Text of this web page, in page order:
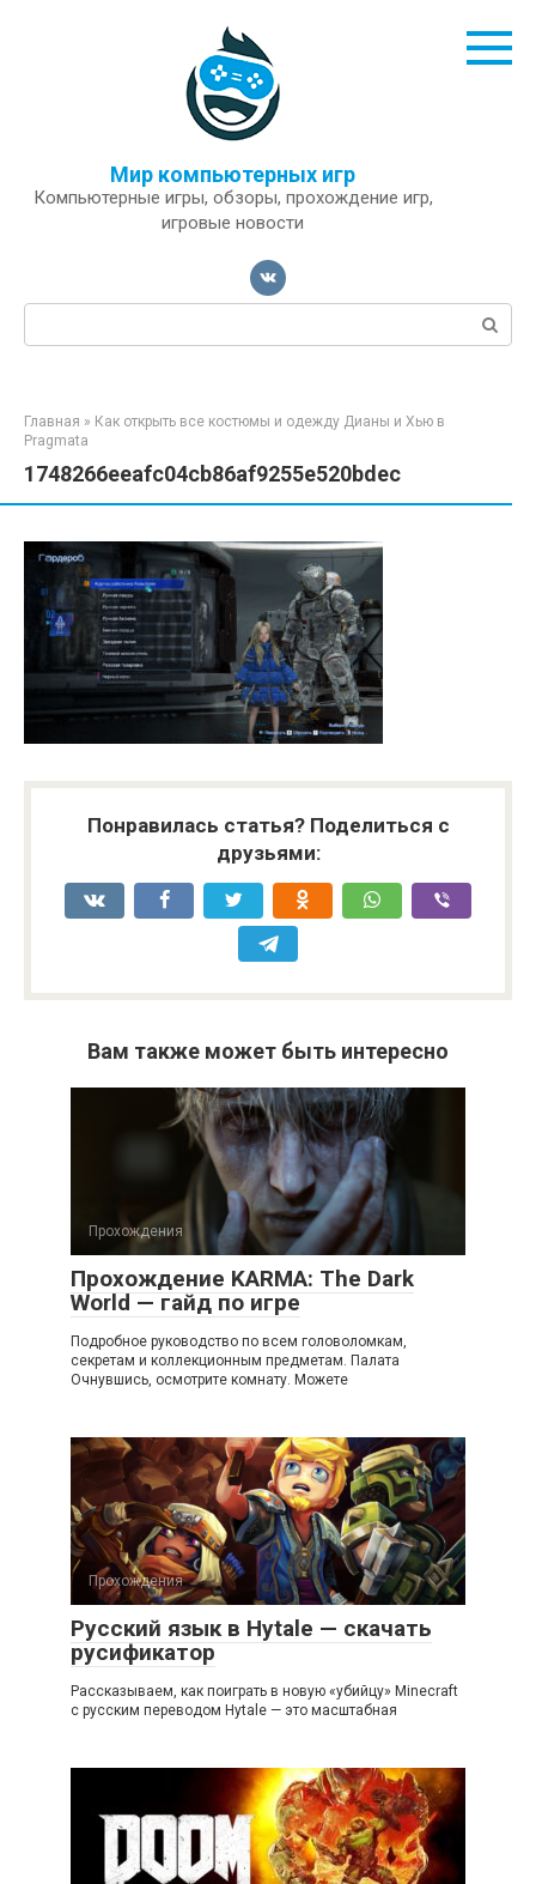
Мир компьютерных игр
Компьютерные игры, обзоры, прохождение игр,
игровые новости
Поиск:
Главная » Как открыть все костюмы и одежду Дианы и Хью в
Pragmata
1748266eeafc04cb86af9255e520bdec
Понравилась статья? Поделиться с
друзьями:
Вам также может быть интересно
Прохождения
Прохождение KARMA: The Dark
World — гайд по игре
Подробное руководство по всем головоломкам,
секретам и коллекционным предметам. Палата
Очнувшись, осмотрите комнату. Можете
Прохождения
Русский язык в Hytale — скачать
русификатор
Рассказываем, как поиграть в новую «убийцу» Minecraft
с русским переводом Hytale — это масштабная